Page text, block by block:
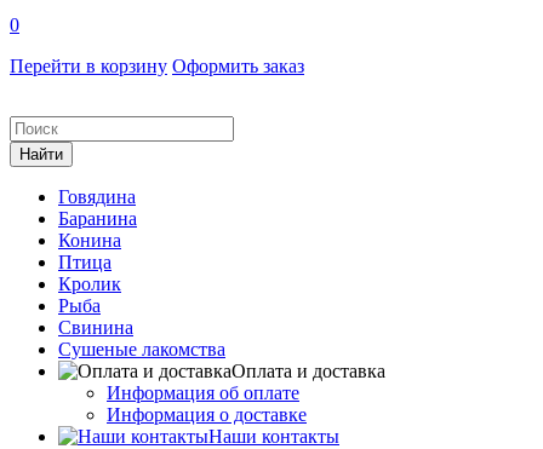
0
Перейти в корзину Оформить заказ
Говядина
Баранина
Конина
Птица
Кролик
Рыба
Свинина
Сушеные лакомства
Оплата и доставка
Информация об оплате
Информация о доставке
Наши контакты